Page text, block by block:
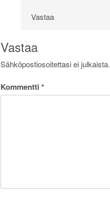
Vastaa
Vastaa
Sähköpostiosoitettasi ei julkaista.
Kommentti *